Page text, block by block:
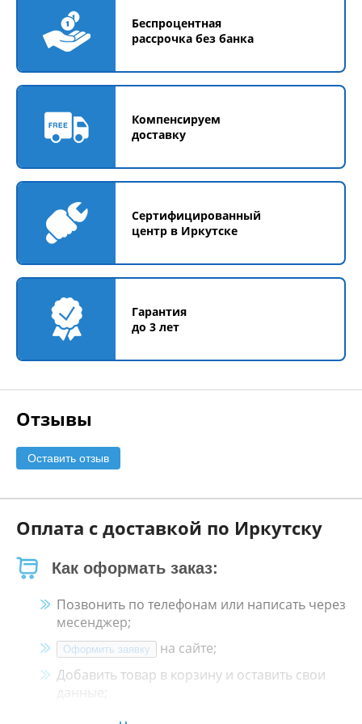
Беспроцентная
рассрочка без банка
Компенсируем
доставку
Сертифицированный
центр в Иркутске
Гарантия
до 3 лет
Отзывы
Оставить отзыв
Оплата с доставкой по Иркутску
Как оформать заказ:
Позвонить по телефонам или написать через
месенджер;
Оформить заявку
на сайте;
Добавить товар в корзину и оставить свои
данные;
Менеджер свяжется с Вами в течение 30